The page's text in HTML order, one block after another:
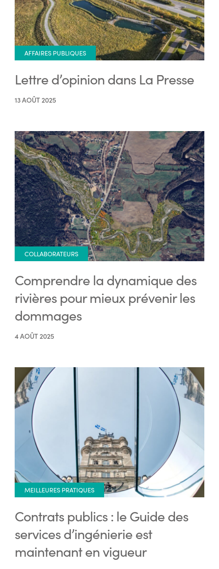
AFFAIRES PUBLIQUES
Lettre d’opinion dans La Presse
13 AOÛT 2025
COLLABORATEURS
Comprendre la dynamique des
rivières pour mieux prévenir les
dommages
4 AOÛT 2025
MEILLEURES PRATIQUES
Contrats publics : le Guide des
services d’ingénierie est
maintenant en vigueur